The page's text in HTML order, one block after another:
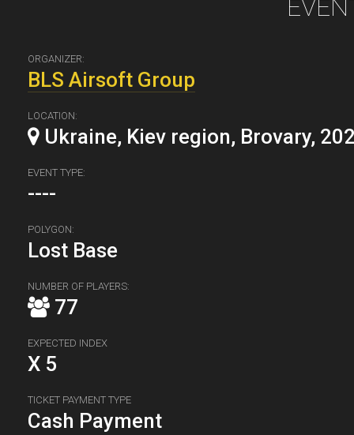
ORGANIZER:
BLS Airsoft Group
LOCATION:
Ukraine, Kiev region, Brovary,
EVENT TYPE:
----
POLYGON:
Lost Base
NUMBER OF PLAYERS:
77
EXPECTED INDEX
X 5
TICKET PAYMENT TYPE
Cash Payment